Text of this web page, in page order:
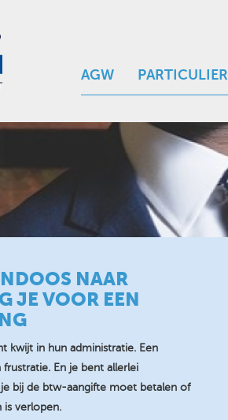
AGW PARTICULIER
NAAR
JE VOOR EEN
kwijt in hun administratie. Een
En je bent allerlei
bij de btw-aangifte moet betalen of
is verlopen.